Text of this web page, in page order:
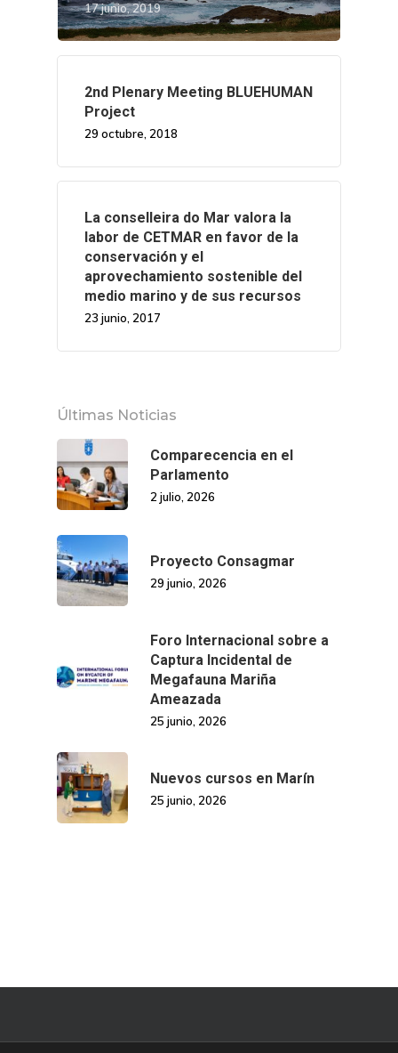
17 junio, 2019
2nd Plenary Meeting BLUEHUMAN
Project
29 octubre, 2018
La conselleira do Mar valora la
labor de CETMAR en favor de la
conservación y el
aprovechamiento sostenible del
medio marino y de sus recursos
23 junio, 2017
Últimas Noticias
Comparecencia en el
Parlamento
2 julio, 2026
Proyecto Consagmar
29 junio, 2026
Foro Internacional sobre a
Captura Incidental de
Megafauna Mariña
Ameazada
25 junio, 2026
Nuevos cursos en Marín
25 junio, 2026